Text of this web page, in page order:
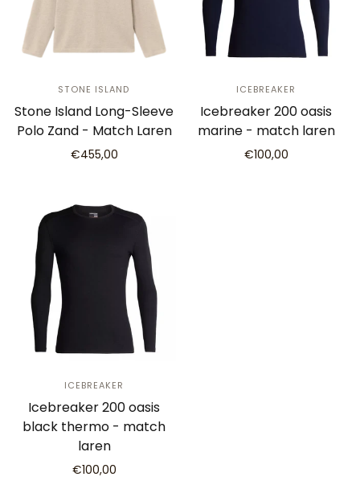
STONE ISLAND
Stone Island Long-Sleeve
Polo Zand - Match Laren
€455,00
ICEBREAKER
Icebreaker 200 oasis
marine - match laren
€100,00
ICEBREAKER
Icebreaker 200 oasis
black thermo - match
laren
€100,00